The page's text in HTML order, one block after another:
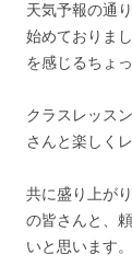
天気予報の通
始めておりま
を感じるちょ
クラスレッス
さんと楽しく
共に盛り上が
の皆さんと、
いと思います。